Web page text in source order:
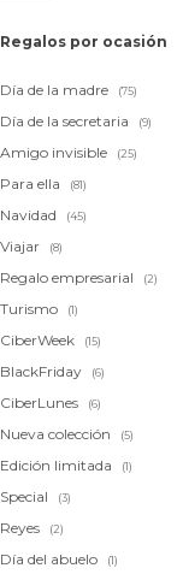
Regalos por ocasión
Día de la madre (75)
Día de la secretaria (9)
Amigo invisible (25)
Para ella (81)
Navidad (45)
Viajar (8)
Regalo empresarial (2)
Turismo (1)
CiberWeek (15)
BlackFriday (6)
CiberLunes (6)
Nueva colección (5)
Edición limitada (1)
Special (3)
Reyes (2)
Día del abuelo (1)